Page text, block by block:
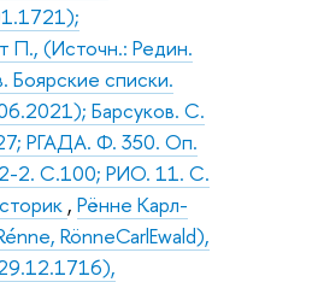
П., (Источн.: Редин.
Боярские списки.
Барсуков. С.
РГАДА. Ф. 350. Оп.
2. С.100; РИО. 11. С.
, Рённе Карл-
RönneCarlEwald),